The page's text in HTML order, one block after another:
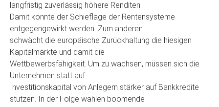
langfristig zuverlässig höhere Renditen.
Damit könnte der Schieflage der Rentensysteme
entgegengewirkt werden. Zum anderen
schwächt die europäische Zurückhaltung die hiesigen
Kapitalmärkte und damit die
Wettbewerbsfähigkeit. Um zu wachsen, müssen sich die
Unternehmen statt auf
Investitionskapital von Anlegern stärker auf Bankkredite
stützen. In der Folge wählen boomende